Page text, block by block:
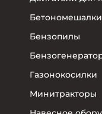
Бетономешалки
Бензопилы
Газонокосилки
Минитракторы